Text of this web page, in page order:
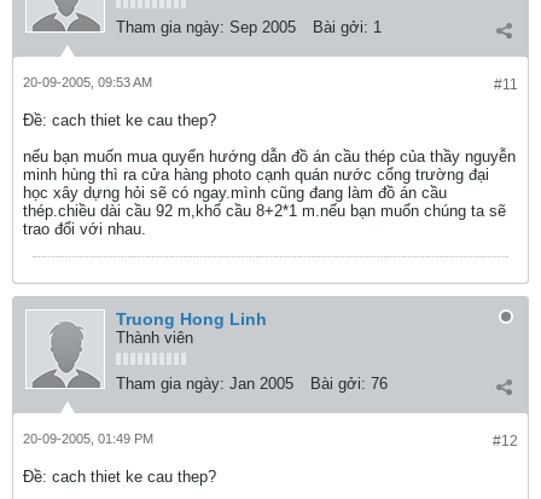
Tham gia ngày: Sep 2005 Bài gởi: 1
#11
20-09-2005, 09:53 AM
Ðề: cach thiet ke cau thep?
nếu bạn muốn mua quyển hướng dẫn đồ án cầu thép của thầy nguyễn
minh hùng thì ra cửa hàng photo cạnh quán nước cổng trường đại
học xây dựng hỏi sẽ có ngay.mình cũng đang làm đồ án cầu
thép.chiều dài cầu 92 m,khổ cầu 8+2*1 m.nếu bạn muốn chúng ta sẽ
trao đổi với nhau.
Truong Hong Linh
Thành viên
Tham gia ngày: Jan 2005 Bài gởi: 76
#12
20-09-2005, 01:49 PM
Ðề: cach thiet ke cau thep?